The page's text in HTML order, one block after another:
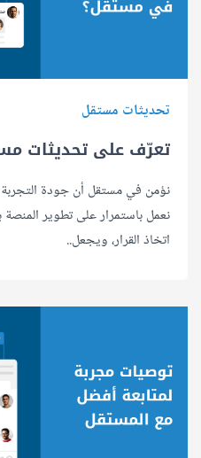
تحديثات مستقل
تعرّف على تحديثات
نؤمن في مستقل أن جودة
نعمل باستمرار على تطوير
اتخاذ القرار، ويجعل..